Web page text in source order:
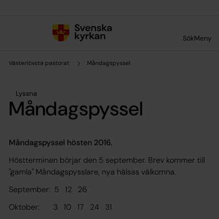
SökMeny
Västerlövsta pastorat Måndagspyssel
Lyssna
Måndagspyssel
Måndagspyssel hösten 2016.
Höstterminen börjar den 5 september. Brev kommer till
"gamla" Måndagspysslare, nya hälsas välkomna.
September: 5 12 26
Oktober: 3 10 17 24 31